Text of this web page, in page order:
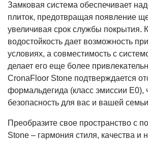
Замковая система обеспечивает
плиток, предотвращая появление
увеличивая срок службы покрытия.
водостойкость дает возможность
условиях, а совместимость с
делает его еще более
CronaFloor Stone подтверждается
формальдегида (класс эмиссии E0),
безопасность для вас и вашей
Преобразите свое пространство с
Stone – гармония стиля, качества и